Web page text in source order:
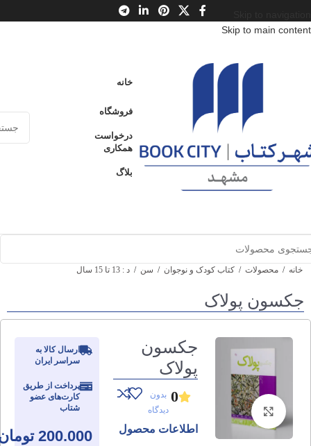
Skip to main content
خانه
فروشگاه
درخواست
همکاری
بلاگ
خانه / محصولات / کتاب کودک و نوجوان / سن / د : 13 تا 15 سال
جکسون پولاک
برای بزرگنمایی کلیک کنید
جکسون
پولاک
0 بدون
دیدگاه
اطلاعات محصول
ارسال کالا به
سراسر ایران
پرداخت از طریق
کارت‌های عضو
شتاب
200.000